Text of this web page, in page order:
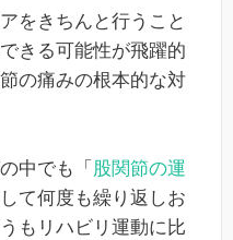
をきちんと行うこと
きる可能性が飛躍的
の痛みの根本的な対
中でも「 股関節の運
して何度も繰り返しお
もリハビリ運動に比